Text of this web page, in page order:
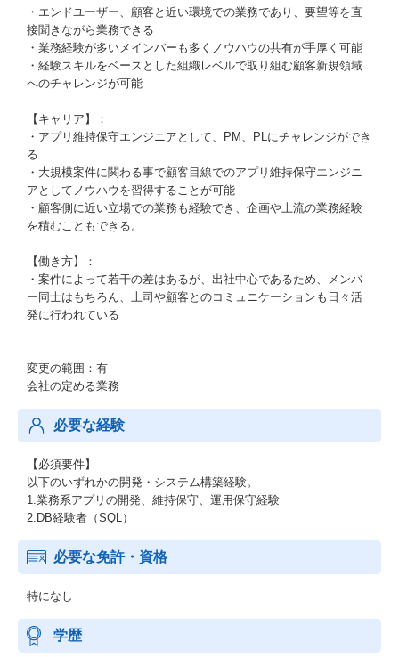
・エンドユーザー、顧客と近い環境での業務であり、要望等を直
接聞きながら業務できる
・業務経験が多いメインバーも多くノウハウの共有が手厚く可能
・経験スキルをベースとした組織レベルで取り組む顧客新規領域
へのチャレンジが可能
【キャリア】：
・アプリ維持保守エンジニアとして、PM、PLにチャレンジができ
る
・大規模案件に関わる事で顧客目線でのアプリ維持保守エンジニ
アとしてノウハウを習得することが可能
・顧客側に近い立場での業務も経験でき、企画や上流の業務経験
を積むこともできる。
【働き方】：
・案件によって若干の差はあるが、出社中心であるため、メンバ
ー同士はもちろん、上司や顧客とのコミュニケーションも日々活
発に行われている
変更の範囲：有
会社の定める業務
必要な経験
【必須要件】
以下のいずれかの開発・システム構築経験。
1.業務系アプリの開発、維持保守、運用保守経験
2.DB経験者（SQL）
必要な免許・資格
特になし
学歴